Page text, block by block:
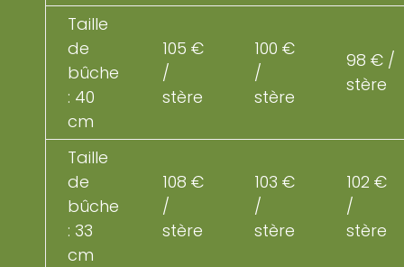
Taille
de
bûche
: 40
cm
105 €
/
stère
100 €
/
stère
98 € /
stère
Taille
de
bûche
: 33
cm
108 €
/
stère
103 €
/
stère
102 €
/
stère